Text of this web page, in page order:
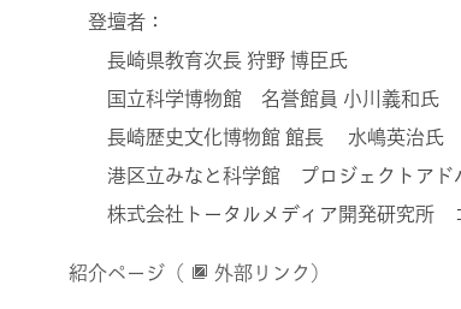
登壇者：
長崎県教育次長 狩野 博臣氏
国立科学博物館 名誉館員 小川義和氏
長崎歴史文化博物館 館長 水嶋英治氏
港区立みなと科学館 プロジェクトアド
株式会社トータルメディア開発研究所
紹介ページ（ 外部リンク）